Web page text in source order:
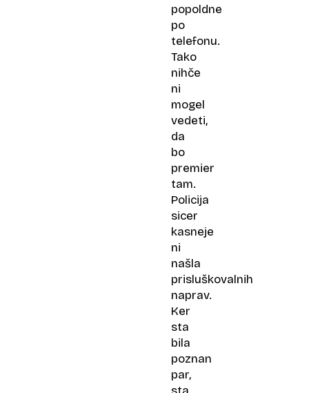
popoldne
po
telefonu.
Tako
nihče
ni
mogel
vedeti,
da
bo
premier
tam.
Policija
sicer
kasneje
ni
našla
prisluškovalnih
naprav.
Ker
sta
bila
poznan
par,